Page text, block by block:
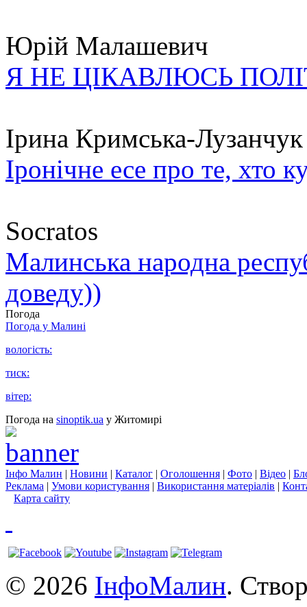
Юрій Малашевич
Я НЕ ЦІКАВЛЮСЬ
Ірина Кримська-Лузанчук
Іронічне есе про те, хто
Socratos
Малинська народна
доведу))
Погода
Погода у Малині
вологість:
тиск:
вітер:
Погода на sinoptik.ua у Житомирі
Інфо Малин | Новини | Каталог | Оголошення | Фото | Відео |
Реклама | Умови користування | Використання матеріалів |
Карта сайту
© 2026 ІнфоМалин.